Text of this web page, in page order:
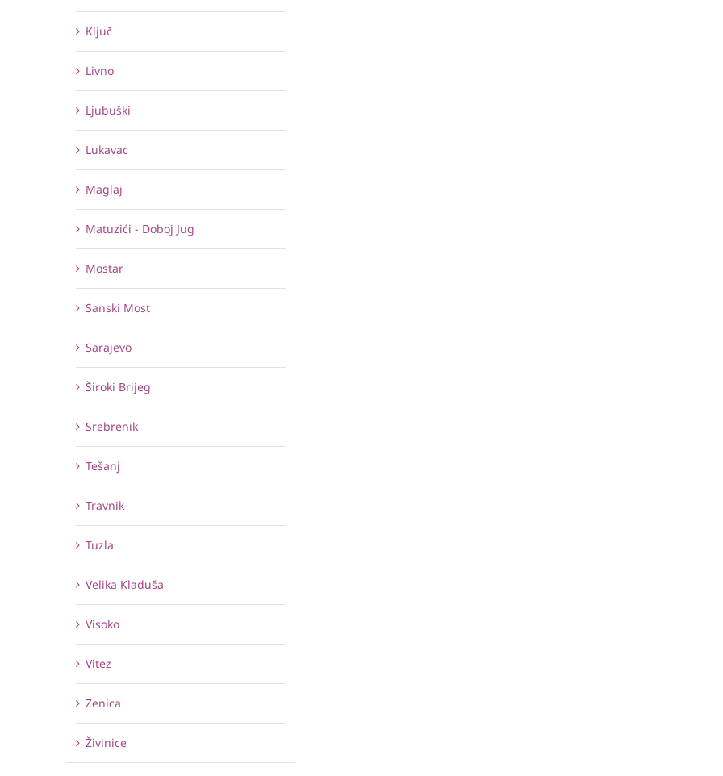
Ključ
Livno
Ljubuški
Lukavac
Maglaj
Matuzići - Doboj Jug
Mostar
Sanski Most
Sarajevo
Široki Brijeg
Srebrenik
Tešanj
Travnik
Tuzla
Velika Kladuša
Visoko
Vitez
Zenica
Živinice